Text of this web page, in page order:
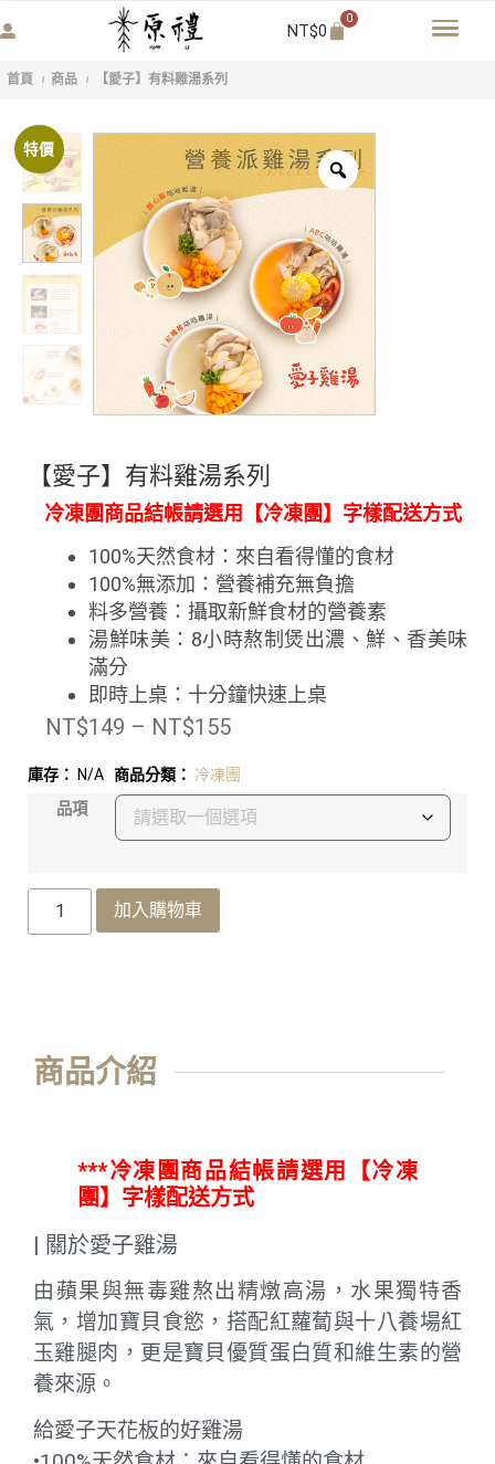
NT$0
0
首頁 / 商品 / 【愛子】有料雞湯系列
特價
【愛子】有料雞湯系列
冷凍團商品結帳請選用【冷凍團】字樣配送方式
100%天然食材：來自看得懂的食材
100%無添加：營養補充無負擔
料多營養：攝取新鮮食材的營養素
湯鮮味美：8小時熬制煲出濃、鮮、香美味
滿分
即時上桌：十分鐘快速上桌
NT$149 – NT$155
庫存： N/A 商品分類： 冷凍團
品項
加入購物車
商品介紹
***冷凍團商品結帳請選用【冷凍
團】字樣配送方式
| 關於愛子雞湯
由蘋果與無毒雞熬出精燉高湯，水果獨特香
氣，增加寶貝食慾，搭配紅蘿蔔與十八養場紅
玉雞腿肉，更是寶貝優質蛋白質和維生素的營
養來源。
給愛子天花板的好雞湯